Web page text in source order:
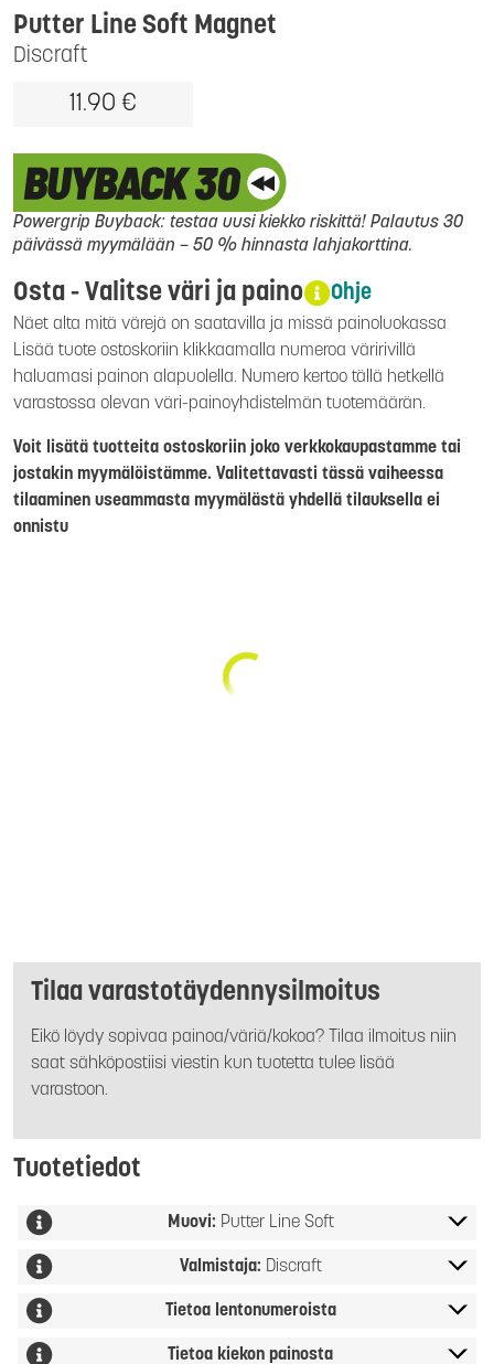
Discraft
Putter Line Soft Magnet
11.90 €
Powergrip Buyback: testaa uusi kiekko riskittä! Palautus 30
päivässä myymälään – 50 % hinnasta lahjakorttina.
Osta - Valitse väri ja paino Ohje
Näet alta mitä värejä on saatavilla ja missä painoluokassa
Lisää tuote ostoskoriin klikkaamalla numeroa väririvillä
haluamasi painon alapuolella. Numero kertoo tällä hetkellä
varastossa olevan väri-painoyhdistelmän tuotemäärän.
Voit lisätä tuotteita ostoskoriin joko verkkokaupastamme tai
jostakin myymälöistämme. Valitettavasti tässä vaiheessa
tilaaminen useammasta myymälästä yhdellä tilauksella ei
onnistu
Tilaa varastotäydennysilmoitus
Eikö löydy sopivaa painoa/väriä/kokoa? Tilaa ilmoitus niin
saat sähköpostiisi viestin kun tuotetta tulee lisää
varastoon.
Tuotetiedot
Muovi: Putter Line Soft
Valmistaja: Discraft
Tietoa lentonumeroista
Tietoa kiekon painosta